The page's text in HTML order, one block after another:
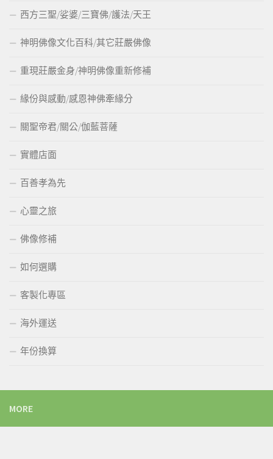
西方三聖/娑婆/三寶佛/護法/天王
神明佛像文化百科/其它莊嚴佛像
重現莊嚴金身/神明佛像重新修補
緣份與感動/感恩神佛牽緣分
關聖帝君/關公/伽藍菩薩
實體店面
百善孝為先
心靈之旅
佛像修補
如何選購
客製化專區
海外運送
年份換算
MORE